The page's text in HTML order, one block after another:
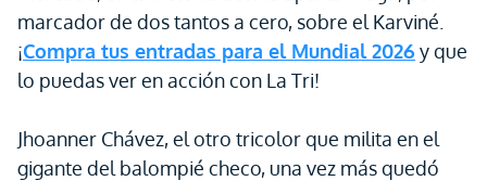
marcador de dos tantos a cero, sobre el Karviné.
¡Compra tus entradas para el Mundial 2026 y que
lo puedas ver en acción con La Tri!
Jhoanner Chávez, el otro tricolor que milita en el
gigante del balompié checo, una vez más quedó